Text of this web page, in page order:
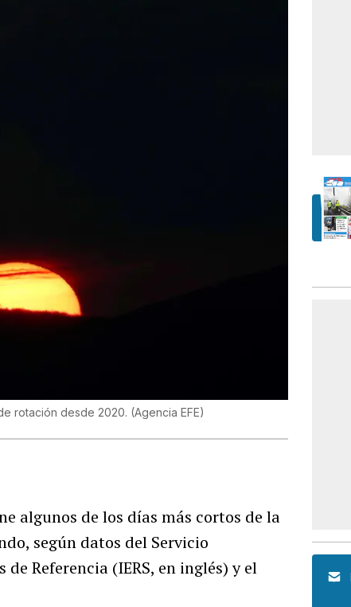
rotación desde 2020. (Agencia EFE)
algunos de los días más cortos de la
según datos del Servicio
Referencia (IERS, en inglés) y el